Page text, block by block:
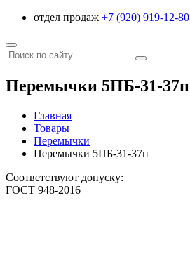
отдел продаж +7 (920) 919-12-80
Перемычки 5ПБ-31-37п
Главная
Товары
Перемычки
Перемычки 5ПБ-31-37п
Соответствуют допуску:
ГОСТ 948-2016